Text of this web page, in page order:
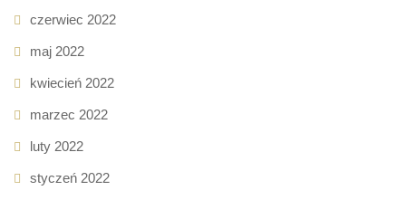
czerwiec 2022
maj 2022
kwiecień 2022
marzec 2022
luty 2022
styczeń 2022